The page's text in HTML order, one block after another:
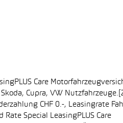
Care
Cupra, VW
CHF 0.-, Leasingrate
Special LeasingPLUS Care